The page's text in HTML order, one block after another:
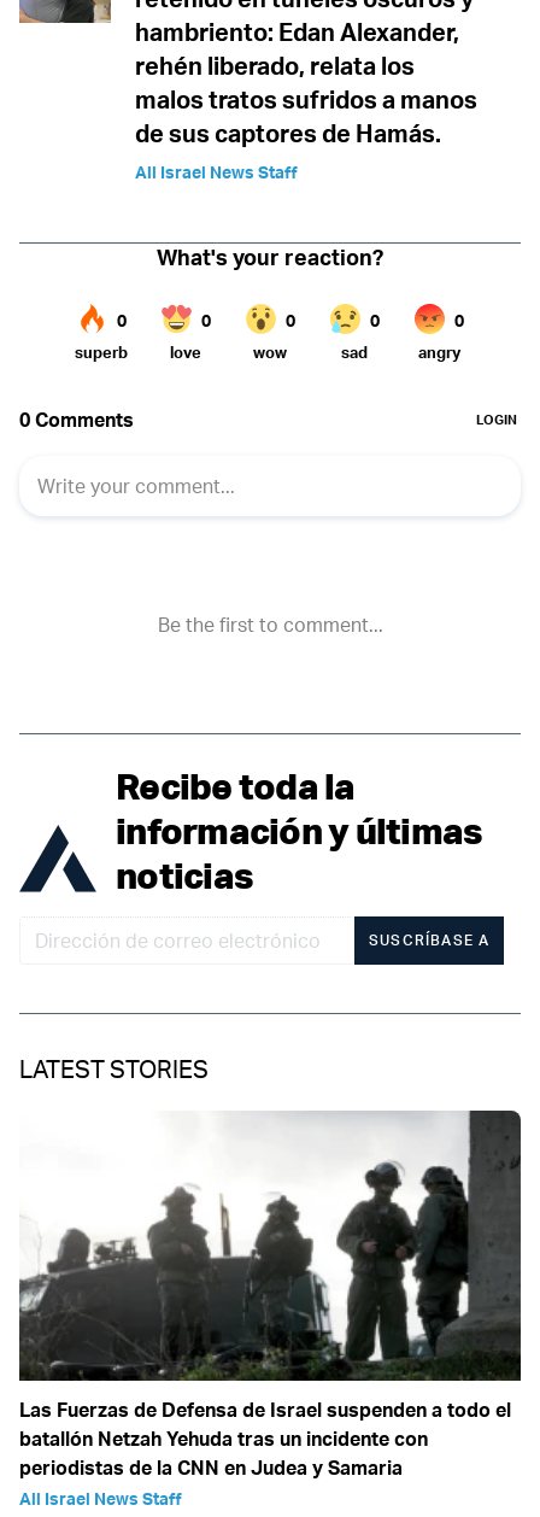
hambriento: Edan Alexander,
rehén liberado, relata los
malos tratos sufridos a manos
de sus captores de Hamás.
All Israel News Staff
Recibe toda la
información y últimas
noticias
SUSCRÍBASE A
LATEST STORIES
Las Fuerzas de Defensa de Israel suspenden a todo el
batallón Netzah Yehuda tras un incidente con
periodistas de la CNN en Judea y Samaria
All Israel News Staff